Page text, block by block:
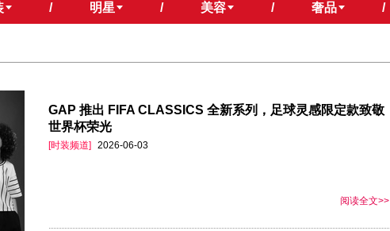
/ 明星 / 美容 / 奢品 /
​GAP 推出 FIFA CLASSICS 全新系列，足球灵感限定款致敬
世界杯荣光
[时装频道] 2026-06-03
阅读全文>>